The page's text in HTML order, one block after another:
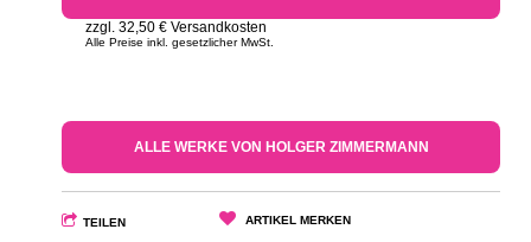
zzgl. 32,50 € Versandkosten
Alle Preise inkl. gesetzlicher MwSt.
ALLE WERKE VON HOLGER ZIMMERMANN
TEILEN ARTIKEL MERKEN